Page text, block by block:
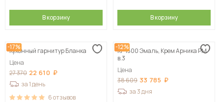
В корзину В корзину
-17%
Кухонный гарнитур Бланка
Цена
27 370 22 610
за 1 день
6отзывов
-12%
КГ 1500 Эмаль, Крем Арника РМ
в.3
Цена
38 609 33 785
за 3 дня